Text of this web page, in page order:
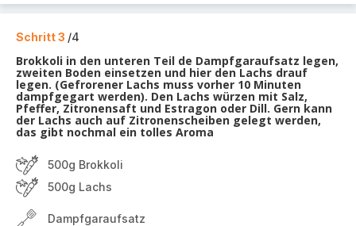
Schritt 3 /4
Brokkoli in den unteren Teil de Dampfgaraufsatz legen,
zweiten Boden einsetzen und hier den Lachs drauf
legen. (Gefrorener Lachs muss vorher 10 Minuten
dampfgegart werden). Den Lachs würzen mit Salz,
Pfeffer, Zitronensaft und Estragon oder Dill. Gern kann
der Lachs auch auf Zitronenscheiben gelegt werden,
das gibt nochmal ein tolles Aroma
500g Brokkoli
500g Lachs
Dampfgaraufsatz